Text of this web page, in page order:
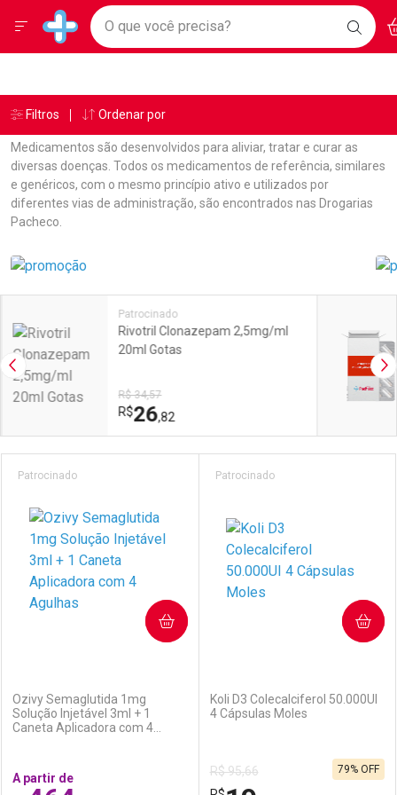
Drogarias Pacheco
Baixe nosso APP e aproveite Ofertas Exclusivas!
BAIXE
O APP
Ir direto para a home
pela página
Ir direto para o conteúdo
Ir direto para a busca
Ir direto para a ajuda
Ir direto para a notificações
Ir direto para o carrinho
Ir direto para o menu
Faça a sua busca
O que você precisa?
Menu
Breadcrumb
Drogarias Pacheco Medicamentos
Medicamentos são desenvolvidos para aliviar, tratar e curar as
diversas doenças. Todos os medicamentos de referência, similares
e genéricos, com o mesmo princípio ativo e utilizados por
diferentes vias de administração, são encontrados nas Drogarias
Pacheco.
Linkagens Internas em Destaque
Promoções em Destaque
Imagem Anterior
Patrocinado
Rivotril Clonazepam 2,5mg/ml
20ml Gotas
R$ 34,57
R$26,82
Prateleira
Ozivy Semaglutida 1mg
Solução Injetável 3ml + 1
Caneta Aplicadora com 4
Patrocinado
A partir de
COMPRAR
Koli D3 Colecalciferol 50.000UI
4 Cápsulas Moles
Patrocinado
R$ 95,66
79% OFF
COMPRAR
Âncoras
Filtros Ordenar por